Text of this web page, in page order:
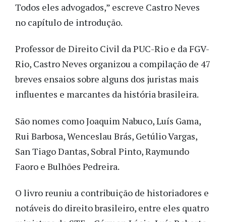
Todos eles advogados,” escreve Castro Neves
no capítulo de introdução.
Professor de Direito Civil da PUC-Rio e da FGV-
Rio, Castro Neves organizou a compilação de 47
breves ensaios sobre alguns dos juristas mais
influentes e marcantes da história brasileira.
São nomes como Joaquim Nabuco, Luís Gama,
Rui Barbosa, Wenceslau Brás, Getúlio Vargas,
San Tiago Dantas, Sobral Pinto, Raymundo
Faoro e Bulhões Pedreira.
O livro reuniu a contribuição de historiadores e
notáveis do direito brasileiro, entre eles quatro